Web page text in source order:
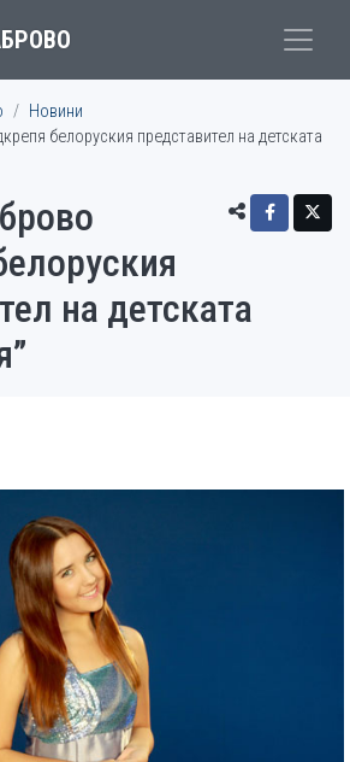
Новини
белоруския представител на детската
на детската